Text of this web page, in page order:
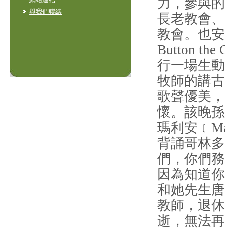
與我們聯絡
力，參與
長老教會
教會。也
Button the
行一場生
牧師的講
歌聲優美
懷。該晚
瑪利安
背誦哥林
們，你們
因為知道
和她先生
教師，退
逝，無法